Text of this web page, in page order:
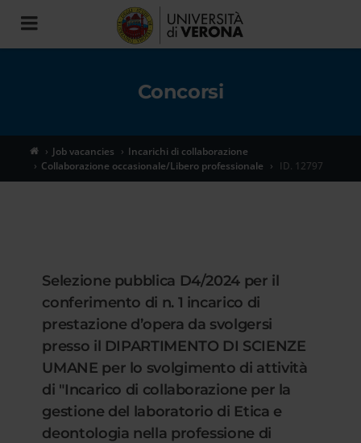
Toggle
navigation
Concorsi
Job vacancies
Incarichi di collaborazione
Collaborazione occasionale/Libero professionale
ID. 12797
Selezione pubblica D4/2024 per il
conferimento di n. 1 incarico di
prestazione d’opera da svolgersi
presso il DIPARTIMENTO DI SCIENZE
UMANE per lo svolgimento di attività
di "Incarico di collaborazione per la
gestione del laboratorio di Etica e
deontologia nella professione di